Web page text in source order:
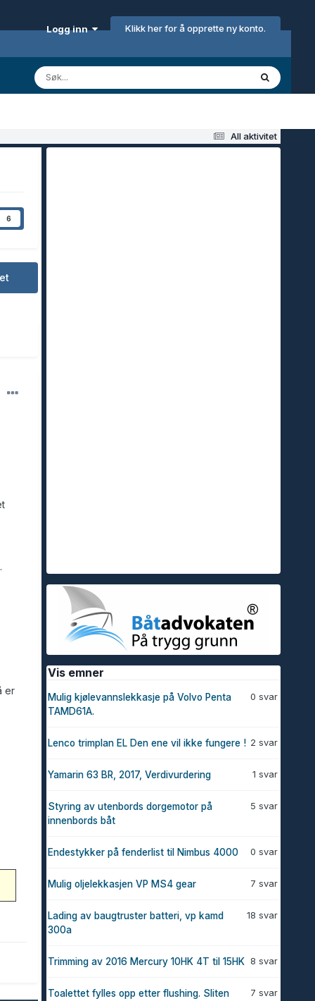
Logg inn Klikk her for å opprette ny konto.
All aktivitet
6
er
Vis emner
0 svar
Mulig kjølevannslekkasje på Volvo Penta
TAMD61A.
2 svar
Lenco trimplan EL Den ene vil ikke fungere !
1 svar
Yamarin 63 BR, 2017, Verdivurdering
5 svar
Styring av utenbords dorgemotor på
innenbords båt
0 svar
Endestykker på fenderlist til Nimbus 4000
7 svar
Mulig oljelekkasjen VP MS4 gear
18 svar
Lading av baugtruster batteri, vp kamd
300a
8 svar
Trimming av 2016 Mercury 10HK 4T til 15HK
7 svar
Toalettet fylles opp etter flushing. Sliten